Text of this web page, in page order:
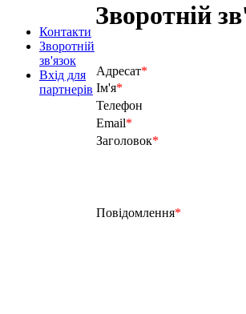
Контакти
Зворотній
зв'язок
Вхід для
партнерів
Зворотній
Адресат*
Ім'я*
Телефон
Email*
Заголовок*
Повідомлення*